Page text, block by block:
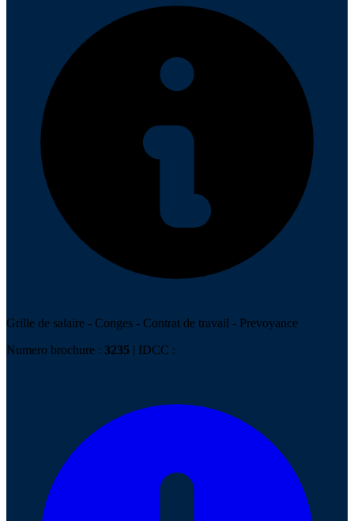
Grille de salaire - Conges - Contrat de travail - Prevoyance
Numero brochure : 3235 | IDCC :